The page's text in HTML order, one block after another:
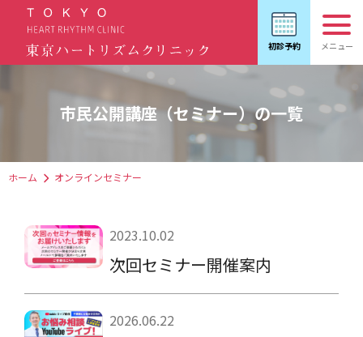
市民公開講座（セミナー）の一覧
ホーム オンラインセミナー
2023.10.02
次回セミナー開催案内
2026.06.22